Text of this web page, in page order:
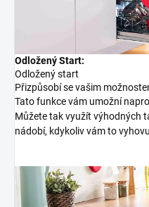
Odložený Start:
Odložený start
Přizpůsobí se vašim
Tato funkce vám umožní
Můžete tak využít výhodných
nádobí, kdykoliv vám to